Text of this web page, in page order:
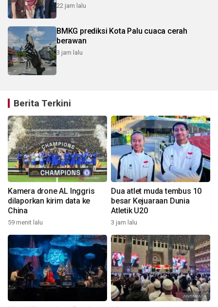
22 jam lalu
BMKG prediksi Kota Palu cuaca cerah
berawan
3 jam lalu
Berita Terkini
Kamera drone AL Inggris
dilaporkan kirim data ke
China
59 menit lalu
Dua atlet muda tembus 10
besar Kejuaraan Dunia
Atletik U20
3 jam lalu